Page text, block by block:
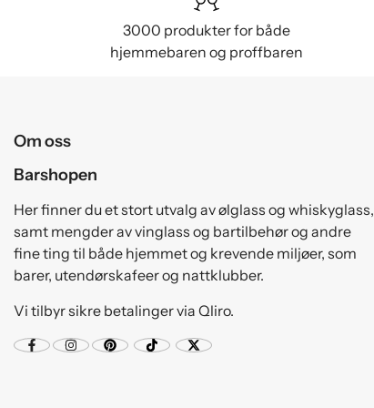
3000 produkter for både
hjemmebaren og proffbaren
Om oss
Barshopen
Her finner du et stort utvalg av ølglass og whiskyglass,
samt mengder av vinglass og bartilbehør og andre
fine ting til både hjemmet og krevende miljøer, som
barer, utendørskafeer og nattklubber.
Vi tilbyr sikre betalinger via Qliro.